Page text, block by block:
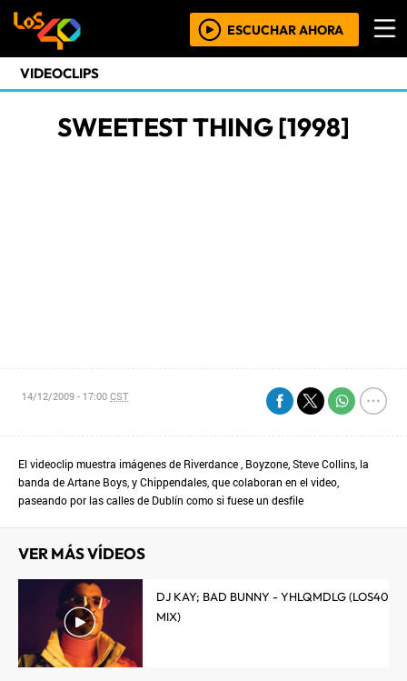
ESCUCHAR AHORA
VIDEOCLIPS
SWEETEST THING [1998]
14/12/2009 - 17:00CST
El videoclip muestra imágenes de Riverdance , Boyzone, Steve Collins, la
banda de Artane Boys, y Chippendales, que colaboran en el video,
paseando por las calles de Dublín como si fuese un desfile
VER MÁS VÍDEOS
DJ KAY; BAD BUNNY - YHLQMDLG (LOS40
MIX)